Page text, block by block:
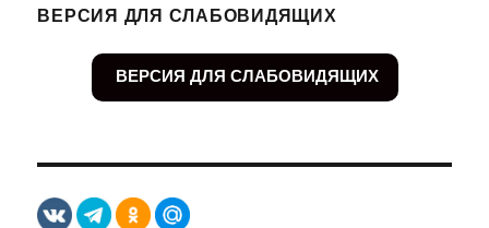
ВЕРСИЯ ДЛЯ СЛАБОВИДЯЩИХ
ВЕРСИЯ ДЛЯ СЛАБОВИДЯЩИХ